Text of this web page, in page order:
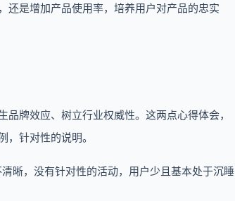
还是增加产品使用率，培养用户对产品的忠实
牌效应、树立行业权威性。这两点心得体会，
针对性的说明。
晰，没有针对性的活动，用户少且基本处于沉睡